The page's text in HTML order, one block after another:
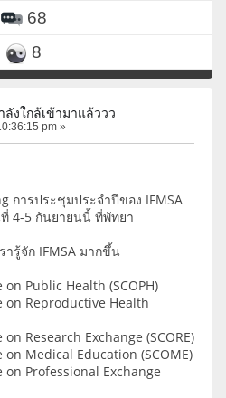
68
8
งใกล้เข้ามาแล้ววว
pm »
การประชุมประจำปีของ IFMSA
4-5 กันยายนนี้ ที่พัทยา
ารู้จัก IFMSA มากขึ้น
Public Health (SCOPH)
on Reproductive Health
Research Exchange (SCORE)
Medical Education (SCOME)
Professional Exchange